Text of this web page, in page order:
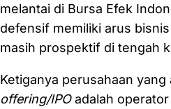
melantai di Bursa Efek
defensif memiliki arus
masih prospektif di tengah
Ketiganya perusahaan
offering/IPOadalah operator